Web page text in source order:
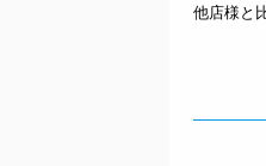
他店様と